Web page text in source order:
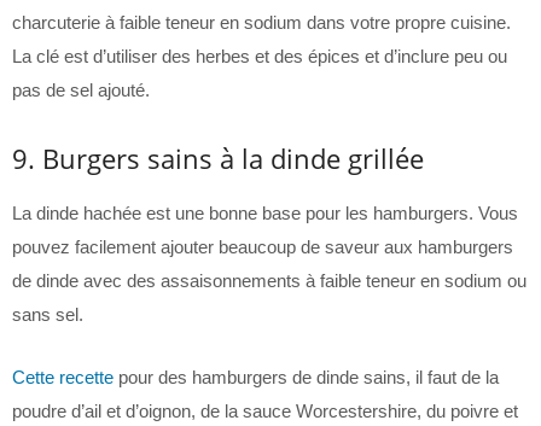
charcuterie à faible teneur en sodium dans votre propre cuisine.
La clé est d’utiliser des herbes et des épices et d’inclure peu ou
pas de sel ajouté.
9. Burgers sains à la dinde grillée
La dinde hachée est une bonne base pour les hamburgers. Vous
pouvez facilement ajouter beaucoup de saveur aux hamburgers
de dinde avec des assaisonnements à faible teneur en sodium ou
sans sel.
Cette recette pour des hamburgers de dinde sains, il faut de la
poudre d’ail et d’oignon, de la sauce Worcestershire, du poivre et